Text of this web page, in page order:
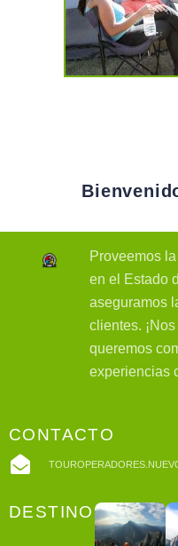
Proveemos
en el Estado
aseguramos
clientes.
queremos
experiencias
CONTACTO
DESTINOS